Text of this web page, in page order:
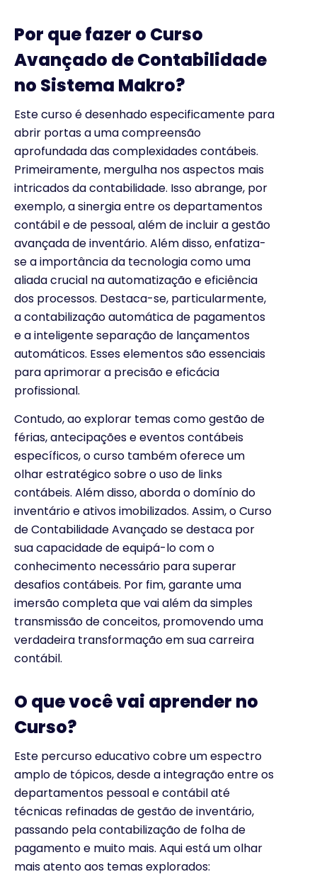
Por que fazer o Curso
Avançado de Contabilidade
no Sistema Makro?
Este curso é desenhado especificamente para
abrir portas a uma compreensão
aprofundada das complexidades contábeis.
Primeiramente, mergulha nos aspectos mais
intricados da contabilidade. Isso abrange, por
exemplo, a sinergia entre os departamentos
contábil e de pessoal, além de incluir a gestão
avançada de inventário. Além disso, enfatiza-
se a importância da tecnologia como uma
aliada crucial na automatização e eficiência
dos processos. Destaca-se, particularmente,
a contabilização automática de pagamentos
e a inteligente separação de lançamentos
automáticos. Esses elementos são essenciais
para aprimorar a precisão e eficácia
profissional.
Contudo, ao explorar temas como gestão de
férias, antecipações e eventos contábeis
específicos, o curso também oferece um
olhar estratégico sobre o uso de links
contábeis. Além disso, aborda o domínio do
inventário e ativos imobilizados. Assim, o Curso
de Contabilidade Avançado se destaca por
sua capacidade de equipá-lo com o
conhecimento necessário para superar
desafios contábeis. Por fim, garante uma
imersão completa que vai além da simples
transmissão de conceitos, promovendo uma
verdadeira transformação em sua carreira
contábil.
O que você vai aprender no
Curso?
Este percurso educativo cobre um espectro
amplo de tópicos, desde a integração entre os
departamentos pessoal e contábil até
técnicas refinadas de gestão de inventário,
passando pela contabilização de folha de
pagamento e muito mais. Aqui está um olhar
mais atento aos temas explorados: